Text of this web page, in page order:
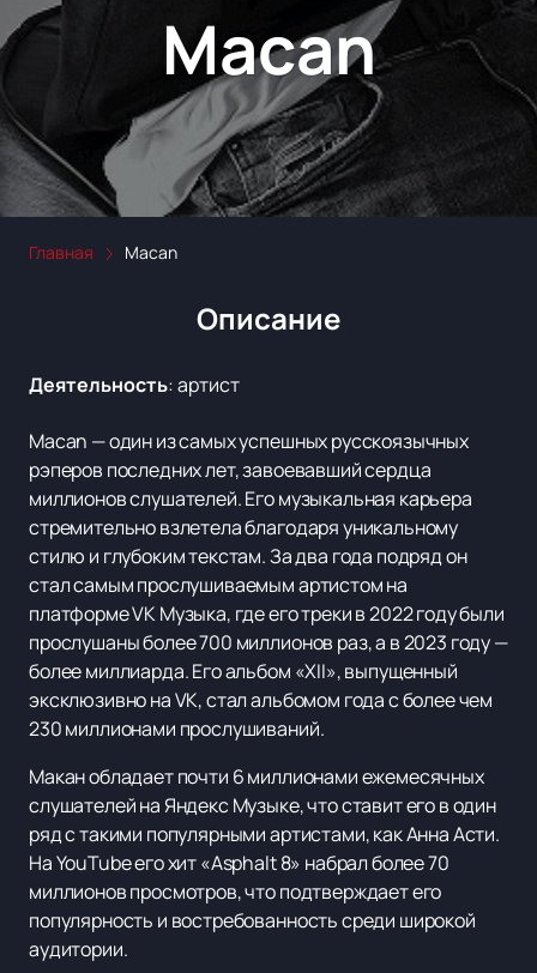
Macan
Главная Macan
Описание
Деятельность:артист
Macan — один из самых успешных русскоязычных
рэперов последних лет, завоевавший сердца
миллионов слушателей. Его музыкальная карьера
стремительно взлетела благодаря уникальному
стилю и глубоким текстам. За два года подряд он
стал самым прослушиваемым артистом на
платформе VK Музыка, где его треки в 2022 году были
прослушаны более 700 миллионов раз, а в 2023 году —
более миллиарда. Его альбом «XII», выпущенный
эксклюзивно на VK, стал альбомом года с более чем
230 миллионами прослушиваний.
Макан обладает почти 6 миллионами ежемесячных
слушателей на Яндекс Музыке, что ставит его в один
ряд с такими популярными артистами, как Анна Асти.
На YouTube его хит «Asphalt 8» набрал более 70
миллионов просмотров, что подтверждает его
популярность и востребованность среди широкой
аудитории.